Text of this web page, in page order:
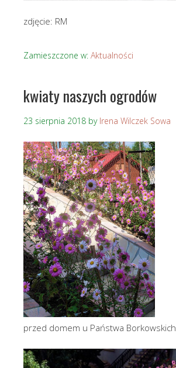
zdjęcie: RM
Zamieszczone w: Aktualności
kwiaty naszych ogrodów
23 sierpnia 2018 by Irena Wilczek Sowa
przed domem u Państwa Borkowskich